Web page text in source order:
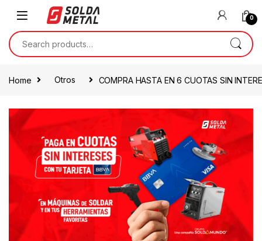
0
Home Otros COMPRA HASTA EN 6 CUOTAS SIN